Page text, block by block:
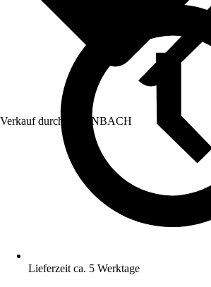
Verkauf durch: HORNBACH
Lieferzeit ca. 5 Werktage